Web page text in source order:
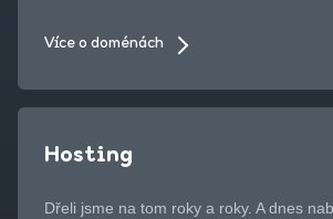
Více o doménách
Hosting
Dřeli jsme na tom roky a roky. A dnes